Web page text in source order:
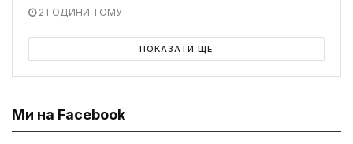
2 ГОДИНИ ТОМУ
ПОКАЗАТИ ЩЕ
Ми на Facebook